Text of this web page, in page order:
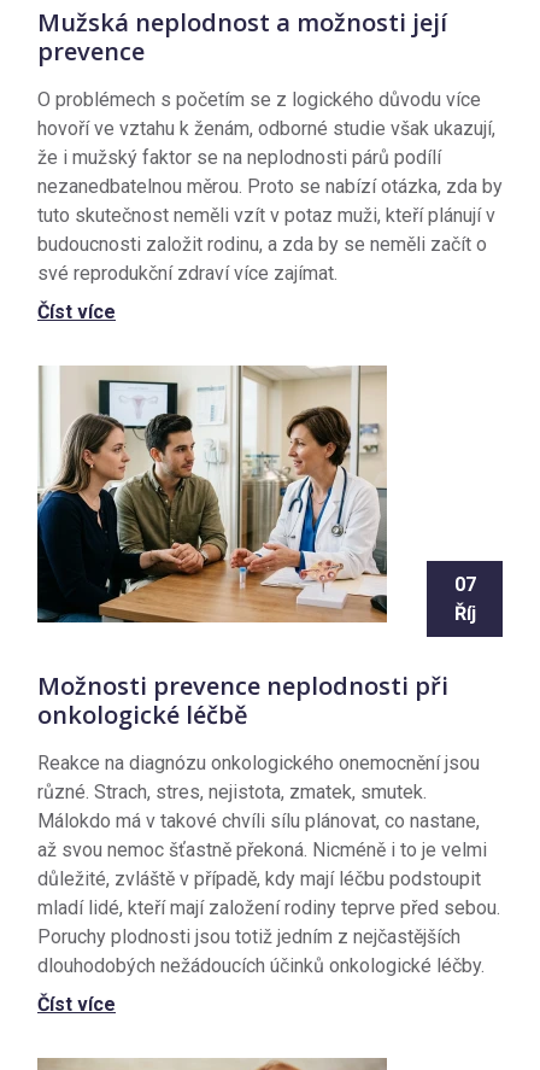
Mužská neplodnost a možnosti její
prevence
O problémech s početím se z logického důvodu více
hovoří ve vztahu k ženám, odborné studie však ukazují,
že i mužský faktor se na neplodnosti párů podílí
nezanedbatelnou měrou. Proto se nabízí otázka, zda by
tuto skutečnost neměli vzít v potaz muži, kteří plánují v
budoucnosti založit rodinu, a zda by se neměli začít o
své reprodukční zdraví více zajímat.
Číst více
07
Říj
Možnosti prevence neplodnosti při
onkologické léčbě
Reakce na diagnózu onkologického onemocnění jsou
různé. Strach, stres, nejistota, zmatek, smutek.
Málokdo má v takové chvíli sílu plánovat, co nastane,
až svou nemoc šťastně překoná. Nicméně i to je velmi
důležité, zvláště v případě, kdy mají léčbu podstoupit
mladí lidé, kteří mají založení rodiny teprve před sebou.
Poruchy plodnosti jsou totiž jedním z nejčastějších
dlouhodobých nežádoucích účinků onkologické léčby.
Číst více